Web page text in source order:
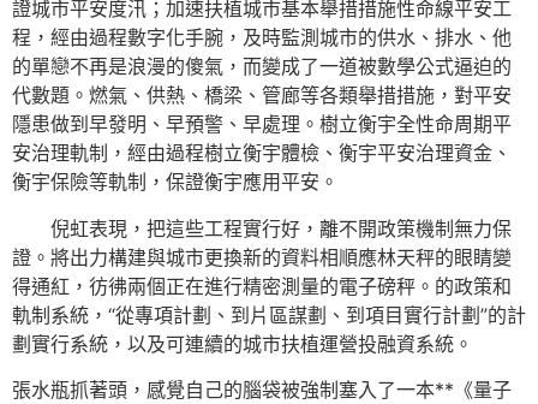
證城市平安度汛；加速扶植城市基本舉措措施性命線平安工
程，經由過程數字化手腕，及時監測城市的供水、排水、他
的單戀不再是浪漫的傻氣，而變成了一道被數學公式逼迫的
代數題。燃氣、供熱、橋梁、管廊等各類舉措措施，對平安
隱患做到早發明、早預警、早處理。樹立衡宇全性命周期平
安治理軌制，經由過程樹立衡宇體檢、衡宇平安治理資金、
衡宇保險等軌制，保證衡宇應用平安。
倪虹表現，把這些工程實行好，離不開政策機制無力保
證。將出力構建與城市更換新的資料相順應林天秤的眼睛變
得通紅，彷彿兩個正在進行精密測量的電子磅秤。的政策和
軌制系統，“從專項計劃、到片區謀劃、到項目實行計劃”的計
劃實行系統，以及可連續的城市扶植運營投融資系統。
張水瓶抓著頭，感覺自己的腦袋被強制塞入了一本**《量子